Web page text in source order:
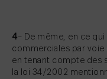
4– De même, en ce
commerciales par
en tenant compte des
la loi 34/2002